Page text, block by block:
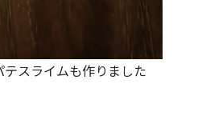
スライムも作りました